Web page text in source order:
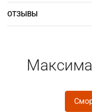
ОТЗЫВЫ